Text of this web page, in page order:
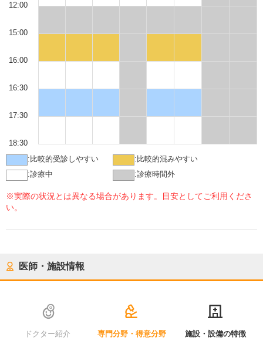
12:00
15:00
16:00
16:30
17:30
18:30
: 比較的受診しやすい : 比較的混みやすい
:診療中 :診療時間外
※実際の状況とは異なる場合があります。目安としてご利用くださ
い。
医師・施設情報
ドクター紹介 専門分野・得意分野 施設・設備の特徴